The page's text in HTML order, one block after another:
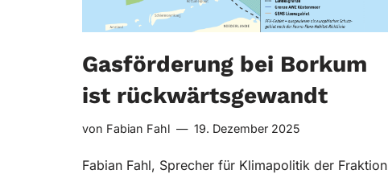
Gasförderung bei Borkum
ist rückwärtsgewandt
von Fabian Fahl 19. Dezember 2025
Fabian Fahl, Sprecher für Klimapolitik der Fraktion